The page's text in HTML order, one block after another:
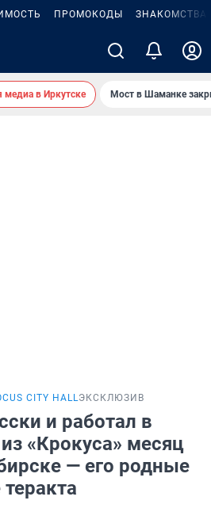
ПРОМОКОДЫ ЗНАКОМСТВА
медиа в Иркутске Мост в Шаманке
CITY HALLЭКСКЛЮЗИВ
и работал в
«Крокуса» месяц
— его родные